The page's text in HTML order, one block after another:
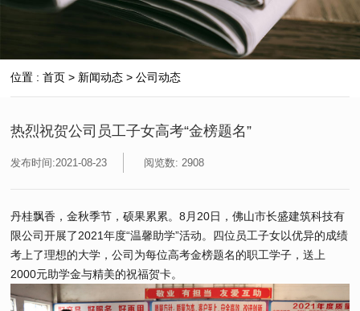
位置 : 首页 > 新闻动态 >公司动态
热烈祝贺公司员工子女高考“金榜题名”
发布时间:2021-08-23 阅览数: 2908
丹桂飘香，金秋季节，硕果累累。8月20日，佛山市长盛建筑科技有
限公司开展了2021年度“温馨助学”活动。四位员工子女以优异的成绩
考上了理想的大学，公司为每位高考金榜题名的职工学子，送上
2000元助学金与精美的祝福贺卡。